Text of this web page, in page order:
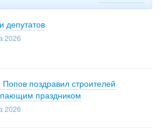
депутатов
2026
поздравил строителей
праздником
2026